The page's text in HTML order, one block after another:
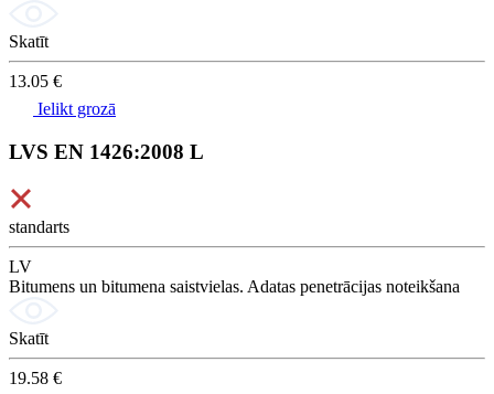
Skatīt
13.05 €
Ielikt grozā
LVS EN 1426:2008 L
standarts
LV
Bitumens un bitumena saistvielas. Adatas penetrācijas noteikšana
Skatīt
19.58 €